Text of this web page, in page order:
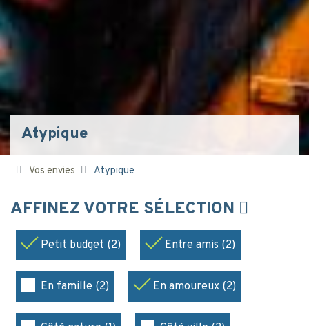
Atypique
Vos envies Atypique
AFFINEZ VOTRE SÉLECTION
Petit budget (2) Entre amis (2)
En famille (2) En amoureux (2)